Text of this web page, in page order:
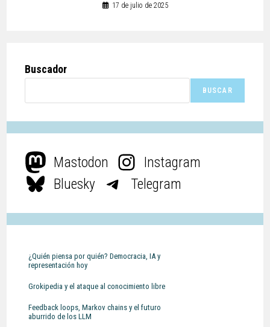
17 de julio de 2025
Buscador
BUSCAR
Mastodon
Instagram
Bluesky
Telegram
¿Quién piensa por quién? Democracia, IA y
representación hoy
Grokipedia y el ataque al conocimiento libre
Feedback loops, Markov chains y el futuro
aburrido de los LLM